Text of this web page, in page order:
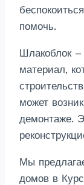
помочь.
Шлакоблок
материал,
может
демонтаже.
Мы
домов в